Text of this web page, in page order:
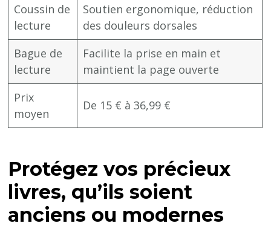
Coussin de
lecture
Soutien ergonomique, réduction
des douleurs dorsales
Bague de
lecture
Facilite la prise en main et
maintient la page ouverte
Prix
moyen
De 15 € à 36,99 €
Protégez vos précieux
livres, qu’ils soient
anciens ou modernes